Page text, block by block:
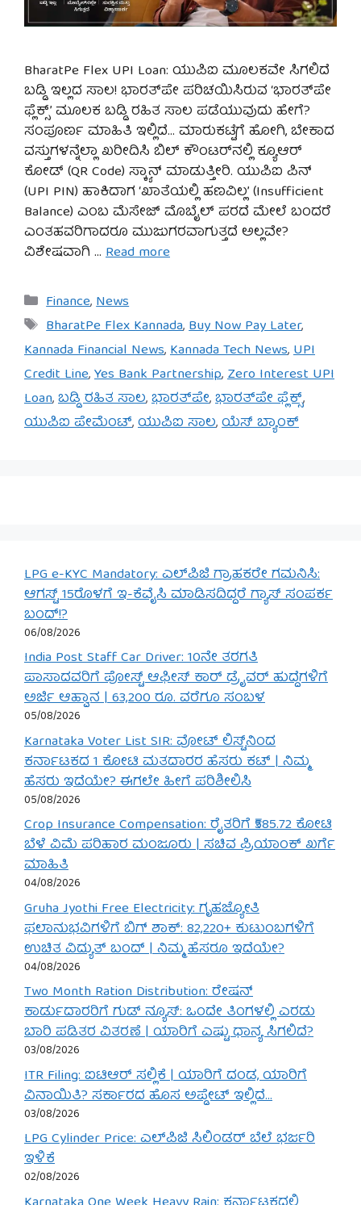
BharatPe Flex UPI Loan: ಯುಪಿಐ ಮೂಲಕವೇ ಸಿಗಲಿದೆ
ಬಡ್ಡಿ ಇಲ್ಲದ ಸಾಲ! ಭಾರತ್‌ಪೇ ಪರಿಚಯಿಸಿರುವ ‘ಭಾರತ್‌ಪೇ
ಫ್ಲೆಕ್ಸ್’ ಮೂಲಕ ಬಡ್ಡಿ ರಹಿತ ಸಾಲ ಪಡೆಯುವುದು ಹೇಗೆ?
ಸಂಪೂರ್ಣ ಮಾಹಿತಿ ಇಲ್ಲಿದೆ… ಮಾರುಕಟ್ಟೆಗೆ ಹೋಗಿ, ಬೇಕಾದ
ವಸ್ತುಗಳನ್ನೆಲ್ಲಾ ಖರೀದಿಸಿ ಬಿಲ್ ಕೌಂಟರ್‌ನಲ್ಲಿ ಕ್ಯೂಆರ್
ಕೋಡ್ (QR Code) ಸ್ಕ್ಯಾನ್ ಮಾಡುತ್ತೀರಿ. ಯುಪಿಐ ಪಿನ್
(UPI PIN) ಹಾಕಿದಾಗ ‘ಖಾತೆಯಲ್ಲಿ ಹಣವಿಲ್ಲ’ (Insufficient
Balance) ಎಂಬ ಮೆಸೇಜ್ ಮೊಬೈಲ್ ಪರದೆ ಮೇಲೆ ಬಂದರೆ
ಎಂತಹವರಿಗಾದರೂ ಮುಜುಗರವಾಗುತ್ತದೆ ಅಲ್ಲವೇ?
ವಿಶೇಷವಾಗಿ … Read more
Categories
Finance,News
Tags
BharatPe Flex Kannada,Buy Now Pay Later,
Kannada Financial News,Kannada Tech News,UPI
Credit Line,Yes Bank Partnership,Zero Interest UPI
Loan,ಬಡ್ಡಿ ರಹಿತ ಸಾಲ,ಭಾರತ್‌ಪೇ,ಭಾರತ್‌ಪೇ ಫ್ಲೆಕ್ಸ್,
ಯುಪಿಐ ಪೇಮೆಂಟ್,ಯುಪಿಐ ಸಾಲ,ಯೆಸ್ ಬ್ಯಾಂಕ್
LPG e-KYC Mandatory: ಎಲ್‌ಪಿಜಿ ಗ್ರಾಹಕರೇ ಗಮನಿಸಿ:
ಆಗಸ್ಟ್ 15ರೊಳಗೆ ಇ-ಕೆವೈಸಿ ಮಾಡಿಸದಿದ್ದರೆ ಗ್ಯಾಸ್ ಸಂಪರ್ಕ
ಬಂದ್!?
06/08/2026
India Post Staff Car Driver: 10ನೇ ತರಗತಿ
ಪಾಸಾದವರಿಗೆ ಪೋಸ್ಟ್ ಆಫೀಸ್ ಕಾರ್ ಡ್ರೈವರ್ ಹುದ್ದೆಗಳಿಗೆ
ಅರ್ಜಿ ಆಹ್ವಾನ | 63,200 ರೂ. ವರೆಗೂ ಸಂಬಳ
05/08/2026
Karnataka Voter List SIR: ವೋಟ್ ಲಿಸ್ಟ್‌ನಿಂದ
ಕರ್ನಾಟಕದ 1 ಕೋಟಿ ಮತದಾರರ ಹೆಸರು ಕಟ್ | ನಿಮ್ಮ
ಹೆಸರು ಇದೆಯೇ? ಈಗಲೇ ಹೀಗೆ ಪರಿಶೀಲಿಸಿ
05/08/2026
Crop Insurance Compensation: ರೈತರಿಗೆ ₹585.72 ಕೋಟಿ
ಬೆಳೆ ವಿಮೆ ಪರಿಹಾರ ಮಂಜೂರು | ಸಚಿವ ಪ್ರಿಯಾಂಕ್ ಖರ್ಗೆ
ಮಾಹಿತಿ
04/08/2026
Gruha Jyothi Free Electricity: ಗೃಹಜ್ಯೋತಿ
ಫಲಾನುಭವಿಗಳಿಗೆ ಬಿಗ್ ಶಾಕ್: 82,220+ ಕುಟುಂಬಗಳಿಗೆ
ಉಚಿತ ವಿದ್ಯುತ್ ಬಂದ್ | ನಿಮ್ಮ ಹೆಸರೂ ಇದೆಯೇ?
04/08/2026
Two Month Ration Distribution: ರೇಷನ್
ಕಾರ್ಡುದಾರರಿಗೆ ಗುಡ್ ನ್ಯೂಸ್: ಒಂದೇ ತಿಂಗಳಲ್ಲಿ ಎರಡು
ಬಾರಿ ಪಡಿತರ ವಿತರಣೆ | ಯಾರಿಗೆ ಎಷ್ಟು ಧಾನ್ಯ ಸಿಗಲಿದೆ?
03/08/2026
ITR Filing: ಐಟಿಆರ್ ಸಲ್ಲಿಕೆ | ಯಾರಿಗೆ ದಂಡ, ಯಾರಿಗೆ
ವಿನಾಯಿತಿ? ಸರ್ಕಾರದ ಹೊಸ ಅಪ್ಡೇಟ್ ಇಲ್ಲಿದೆ…
03/08/2026
LPG Cylinder Price: ಎಲ್‌ಪಿಜಿ ಸಿಲಿಂಡರ್ ಬೆಲೆ ಭರ್ಜರಿ
ಇಳಿಕೆ
02/08/2026